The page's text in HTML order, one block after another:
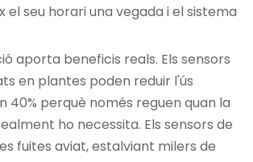
el seu horari una vegada i el sistema
aporta beneficis reals. Els sensors
en plantes poden reduir l'ús
40% perquè només reguen quan la
ho necessita. Els sensors de
fuites aviat, estalviant milers de